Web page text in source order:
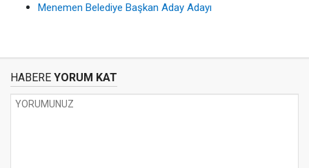
Menemen Belediye Başkan Aday Adayı
HABERE YORUM KAT